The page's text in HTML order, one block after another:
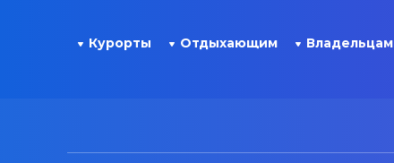
Курорты Отдыхающим Владельцам